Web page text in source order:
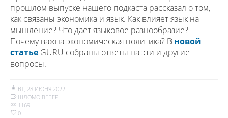
прошлом выпуске нашего подкаста рассказал о том,
как связаны экономика и язык. Как влияет язык на
мышление? Что дает языковое разнообразие?
Почему важна экономическая политика? В новой
статье GURU собраны ответы на эти и другие
вопросы.
ВТ, 28 ИЮНЯ 2022
ШЛОМО ВЕБЕР
1169
0